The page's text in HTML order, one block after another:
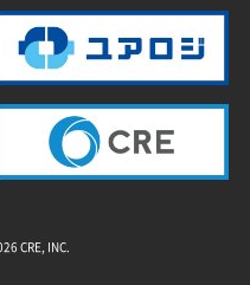
CRE, INC.